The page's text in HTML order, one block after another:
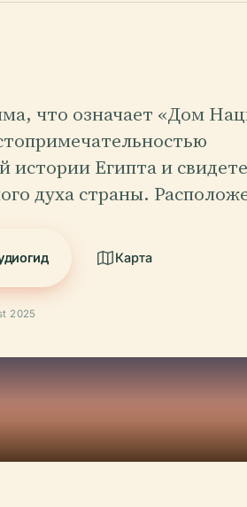
что означает «Дом
истории Египта и
духа страны.
Карта
2025